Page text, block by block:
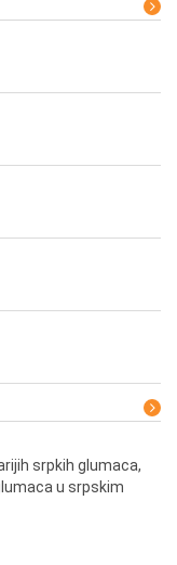
srpkih glumaca,
u srpskim